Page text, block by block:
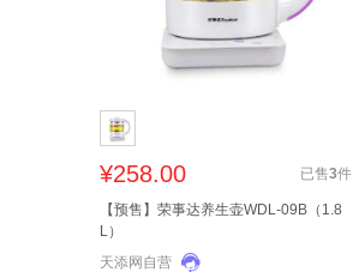
¥258.00 已售3件
【预售】荣事达养生壶WDL-09B（1.8
L）
天添网自营